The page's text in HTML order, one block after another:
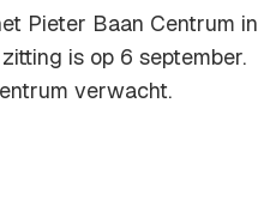
Pieter Baan Centrum in
is op 6 september.
verwacht.